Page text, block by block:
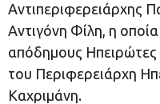
Αντιπεριφερειάρχης
Αντιγόνη Φίλη, η
απόδημους Ηπειρώτες
του Περιφερειάρχη
Καχριμάνη.